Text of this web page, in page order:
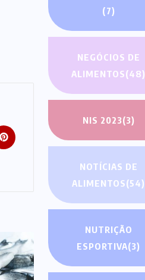
(7)
NEGÓCIOS DE
ALIMENTOS(48)
NIS 2023(3)
NOTÍCIAS DE
ALIMENTOS(54)
NUTRIÇÃO
ESPORTIVA(3)